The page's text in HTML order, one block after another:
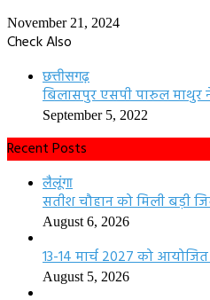
November 21, 2024
Check Also
छत्तीसगढ़
बिलासपुर एसपी पारुल माथुर
September 5, 2022
Recent Posts
लैलूंगा
सतीश चौहान को मिली बड़ी
August 6, 2026
13-14 मार्च 2027 को आयोजित
August 5, 2026